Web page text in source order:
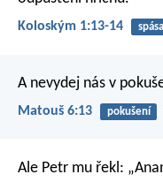
Koloským 1:13-14 spása
A nevydej nás v
Matouš 6:13 pokušení
Ale Petr mu řekl: